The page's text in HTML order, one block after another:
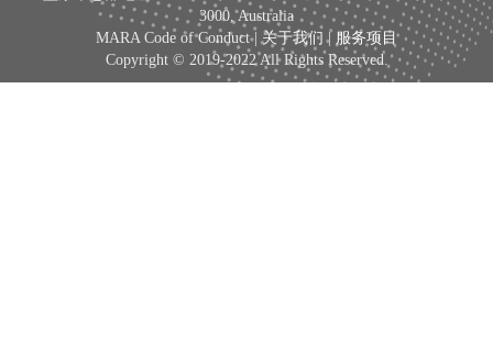
3000, Australia
MARA Code of Conduct |关于我们 | 服务项目
Copyright © 2019-2022 All Rights Reserved.